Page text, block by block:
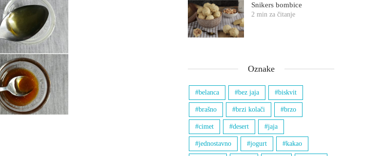
Snikers bombice
2 min za čitanje
Oznake
belanca bez jaja biskvit
brašno brzi kolači brzo
cimet desert jaja
jednostavno jogurt kakao